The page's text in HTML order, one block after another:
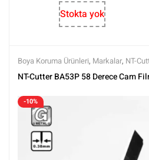
Stokta yok
Boya Koruma Ürünleri, Markalar, NT-
Kaplama Ürünleri,Tüm Ürünler,Tüm
NT-Cutter BA53P 58 Derece Cam
-10%